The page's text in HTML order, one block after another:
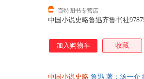
中国小说史略鲁迅齐鲁书社
百特图书专营店
加入购物车 收藏
中国小说史略 鲁迅 著；汤一介